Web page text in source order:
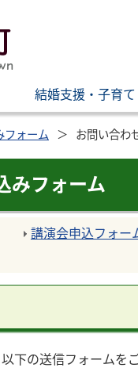
結婚支援・子育
フォーム お問い合わ
みフォーム
講演会申込フォー
下の送信フォームを